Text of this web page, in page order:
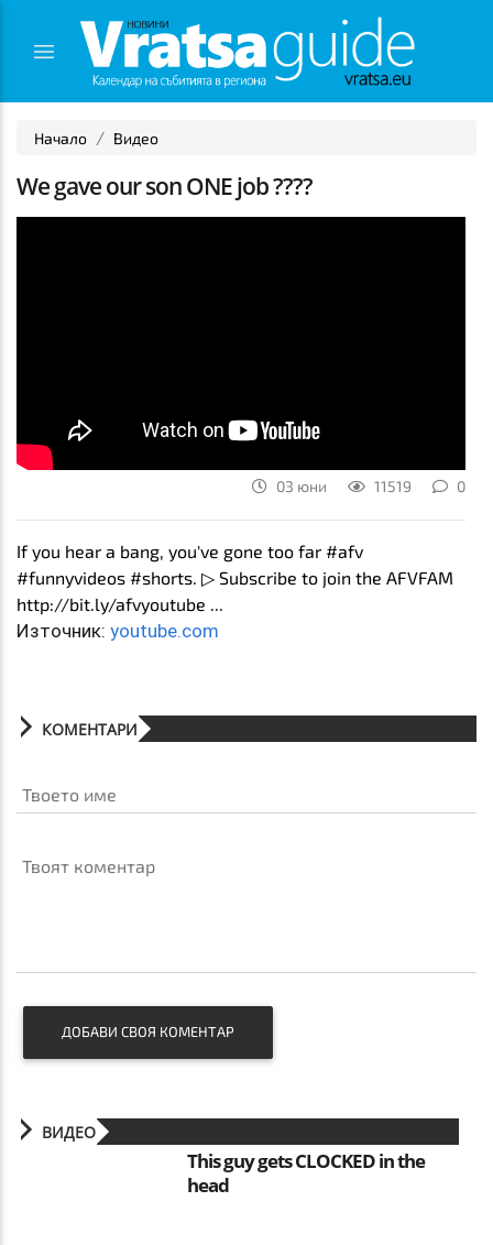
Начало Видео
We gave our son ONE job ????
03 юни 11519 0
If you hear a bang, you've gone too far #afv
#funnyvideos #shorts. ▷ Subscribe to join the AFVFAM
http://bit.ly/afvyoutube ...
Източник: youtube.com
КОМЕНТАРИ
Твоето име
Твоят коментар
ДОБАВИ СВОЯ КОМЕНТАР
ВИДЕО
This guy gets CLOCKED in the
head